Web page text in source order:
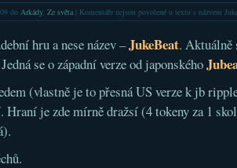
do Arkády, Ze světa| Komentáře nejsou povolenéu textu s názvem
hru a nese název –JukeBeat. Aktuálně
se o západní verze od japonského
(vlastně je to přesná US verze k jb
Hraní je zde mírně dražsí (4 tokeny za 1